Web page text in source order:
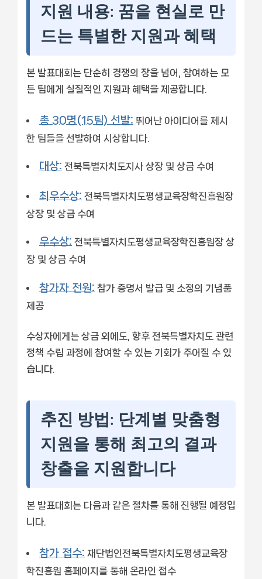
지원 내용: 꿈을 현실로 만
드는 특별한 지원과 혜택
본 발표대회는 단순히 경쟁의 장을 넘어, 참여하는 모
든 팀에게 실질적인 지원과 혜택을 제공합니다.
총 30명(15팀) 선발: 뛰어난 아이디어를 제시
한 팀들을 선발하여 시상합니다.
대상: 전북특별자치도지사 상장 및 상금 수여
최우수상: 전북특별자치도평생교육장학진흥원장
상장 및 상금 수여
우수상: 전북특별자치도평생교육장학진흥원장 상
장 및 상금 수여
참가자 전원: 참가 증명서 발급 및 소정의 기념품
제공
수상자에게는 상금 외에도, 향후 전북특별자치도 관련
정책 수립 과정에 참여할 수 있는 기회가 주어질 수 있
습니다.
추진 방법: 단계별 맞춤형
지원을 통해 최고의 결과
창출을 지원합니다
본 발표대회는 다음과 같은 절차를 통해 진행될 예정입
니다.
참가 접수: 재단법인전북특별자치도평생교육장
학진흥원 홈페이지를 통해 온라인 접수